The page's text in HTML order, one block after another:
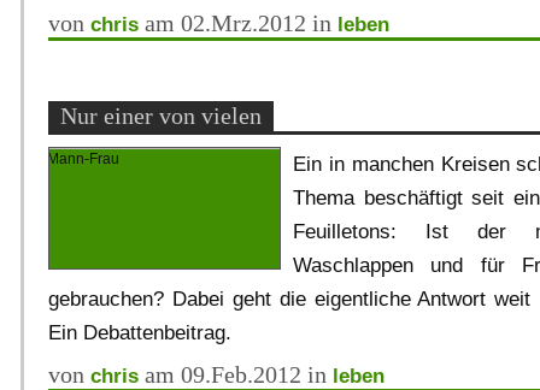
von chris am 02.Mrz.2012 in leben
Nur einer von vielen
Ein in manchen Kreisen
Thema beschäftigt seit
Feuilletons: Ist der
Waschlappen und für
gebrauchen? Dabei geht die eigentliche Antwort
Ein Debattenbeitrag.
von chris am 09.Feb.2012 in leben